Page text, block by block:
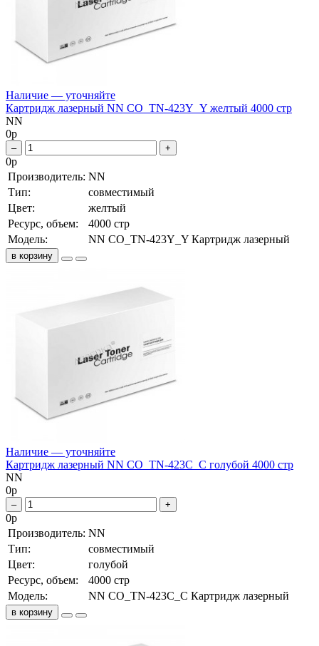
Наличие — уточняйте
Картридж лазерный NN CO_TN-423Y_Y желтый 4000 стр
NN
0р
– +
0р
Производитель: NN
Тип:
совместимый
Цвет:
желтый
Ресурс, объем:
4000 стр
Модель:
NN CO_TN-423Y_Y Картридж лазерный
в корзину
Наличие — уточняйте
Картридж лазерный NN CO_TN-423C_C голубой 4000 стр
NN
0р
– +
0р
Производитель: NN
Тип:
совместимый
Цвет:
голубой
Ресурс, объем:
4000 стр
Модель:
NN CO_TN-423C_C Картридж лазерный
в корзину